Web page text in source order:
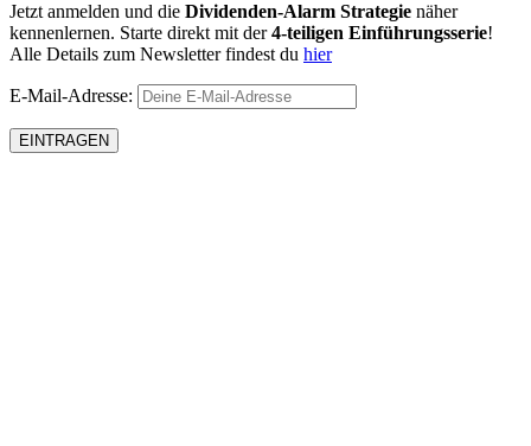
Jetzt anmelden und die Dividenden-Alarm Strategie näher
kennenlernen. Starte direkt mit der4-teiligen Einführungsserie!
Alle Details zum Newsletter findest du hier
E-Mail-Adresse: